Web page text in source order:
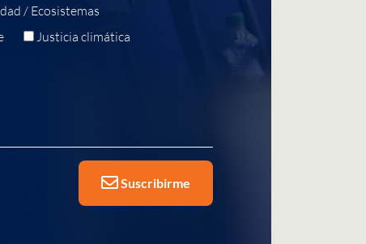
/ Ecosistemas
Justicia climática
Suscribirme